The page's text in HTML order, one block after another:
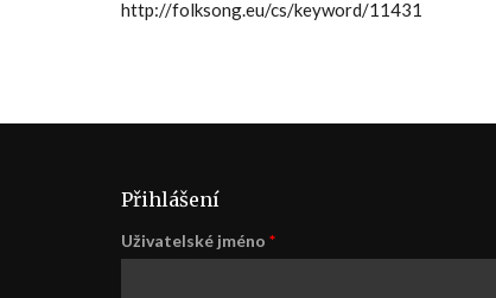
http://folksong.eu/cs/keyword/11431
Přihlášení
Uživatelské jméno *